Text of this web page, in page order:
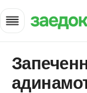
Главная
»
Рецепты